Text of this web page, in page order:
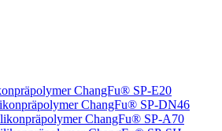
ChangFu® SP-E20
ChangFu® SP-DN46
ChangFu® SP-A70